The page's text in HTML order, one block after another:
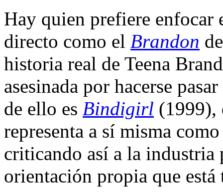
Hay quien prefiere enfocar
directo como el Brandon
historia real de Teena
asesinada por hacerse
de ello es Bindigirl
representa a sí misma
criticando así a la
orientación propia que